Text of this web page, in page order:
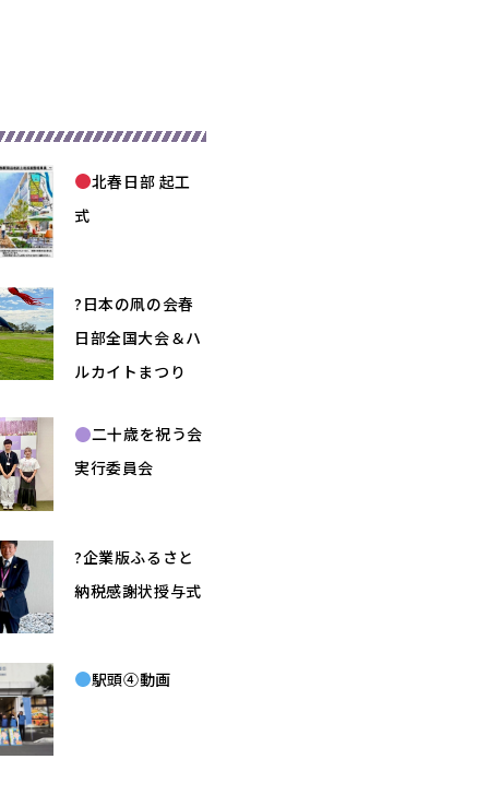
北春日部 起工
式
?日本の凧の会春
日部全国大会＆ハ
ルカイトまつり
二十歳を祝う会
実行委員会
?企業版ふるさと
納税感謝状授与式
駅頭④動画